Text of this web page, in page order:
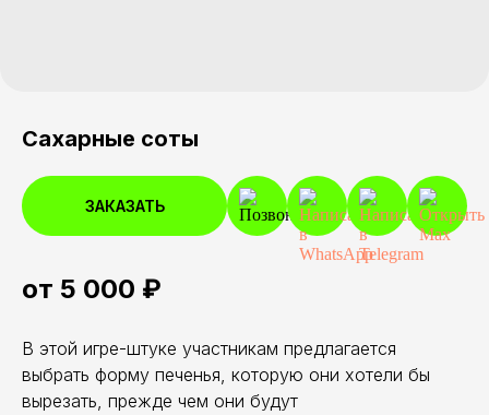
Сахарные соты
ЗАКАЗАТЬ
от 5 000 ₽
В этой игре-штуке участникам предлагается
выбрать форму печенья, которую они хотели бы
вырезать, прежде чем они будут